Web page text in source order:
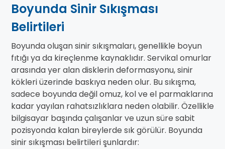
Boyunda Sinir Sıkışması
Belirtileri
Boyunda oluşan sinir sıkışmaları, genellikle boyun
fıtığı ya da kireçlenme kaynaklıdır. Servikal omurlar
arasında yer alan disklerin deformasyonu, sinir
kökleri üzerinde baskıya neden olur. Bu sıkışma,
sadece boyunda değil omuz, kol ve el parmaklarına
kadar yayılan rahatsızlıklara neden olabilir. Özellikle
bilgisayar başında çalışanlar ve uzun süre sabit
pozisyonda kalan bireylerde sık görülür. Boyunda
sinir sıkışması belirtileri şunlardır: